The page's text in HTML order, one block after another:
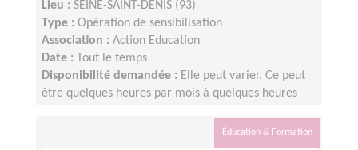
Lieu : SEINE-SAINT-DENIS (93)
Type : Opération de sensibilisation
Association : Action Education
Date :
Tout le temps
Disponibilité demandée : Elle peut varier. Ce peut
être quelques heures par mois à quelques heures
Éducation & Formation